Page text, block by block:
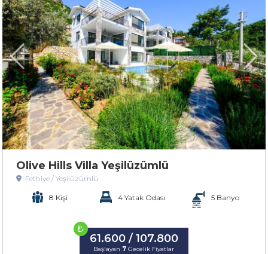
Olive Hills Villa Yeşilüzümlü
Fethiye / Yeşilüzümlü
8 Kişi 4 Yatak Odası 5 Banyo
₺
61.600 / 107.800
Başlayan 7 Gecelik Fiyatlar